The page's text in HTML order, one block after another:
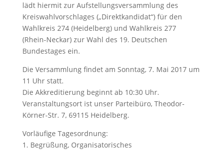
lädt hiermit zur Aufstellungsversammlung des
Kreiswahlvorschlages („Direktkandidat“) für den
Wahlkreis 274 (Heidelberg) und Wahlkreis 277
(Rhein-Neckar) zur Wahl des 19. Deutschen
Bundestages ein.
Die Versammlung findet am Sonntag, 7. Mai 2017 um
11 Uhr statt.
Die Akkreditierung beginnt ab 10:30 Uhr.
Veranstaltungsort ist unser Parteibüro, Theodor-
Körner-Str. 7, 69115 Heidelberg.
Vorläufige Tagesordnung:
1. Begrüßung, Organisatorisches